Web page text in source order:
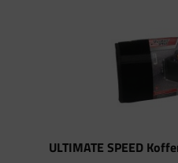
ULTIMATE SPEED